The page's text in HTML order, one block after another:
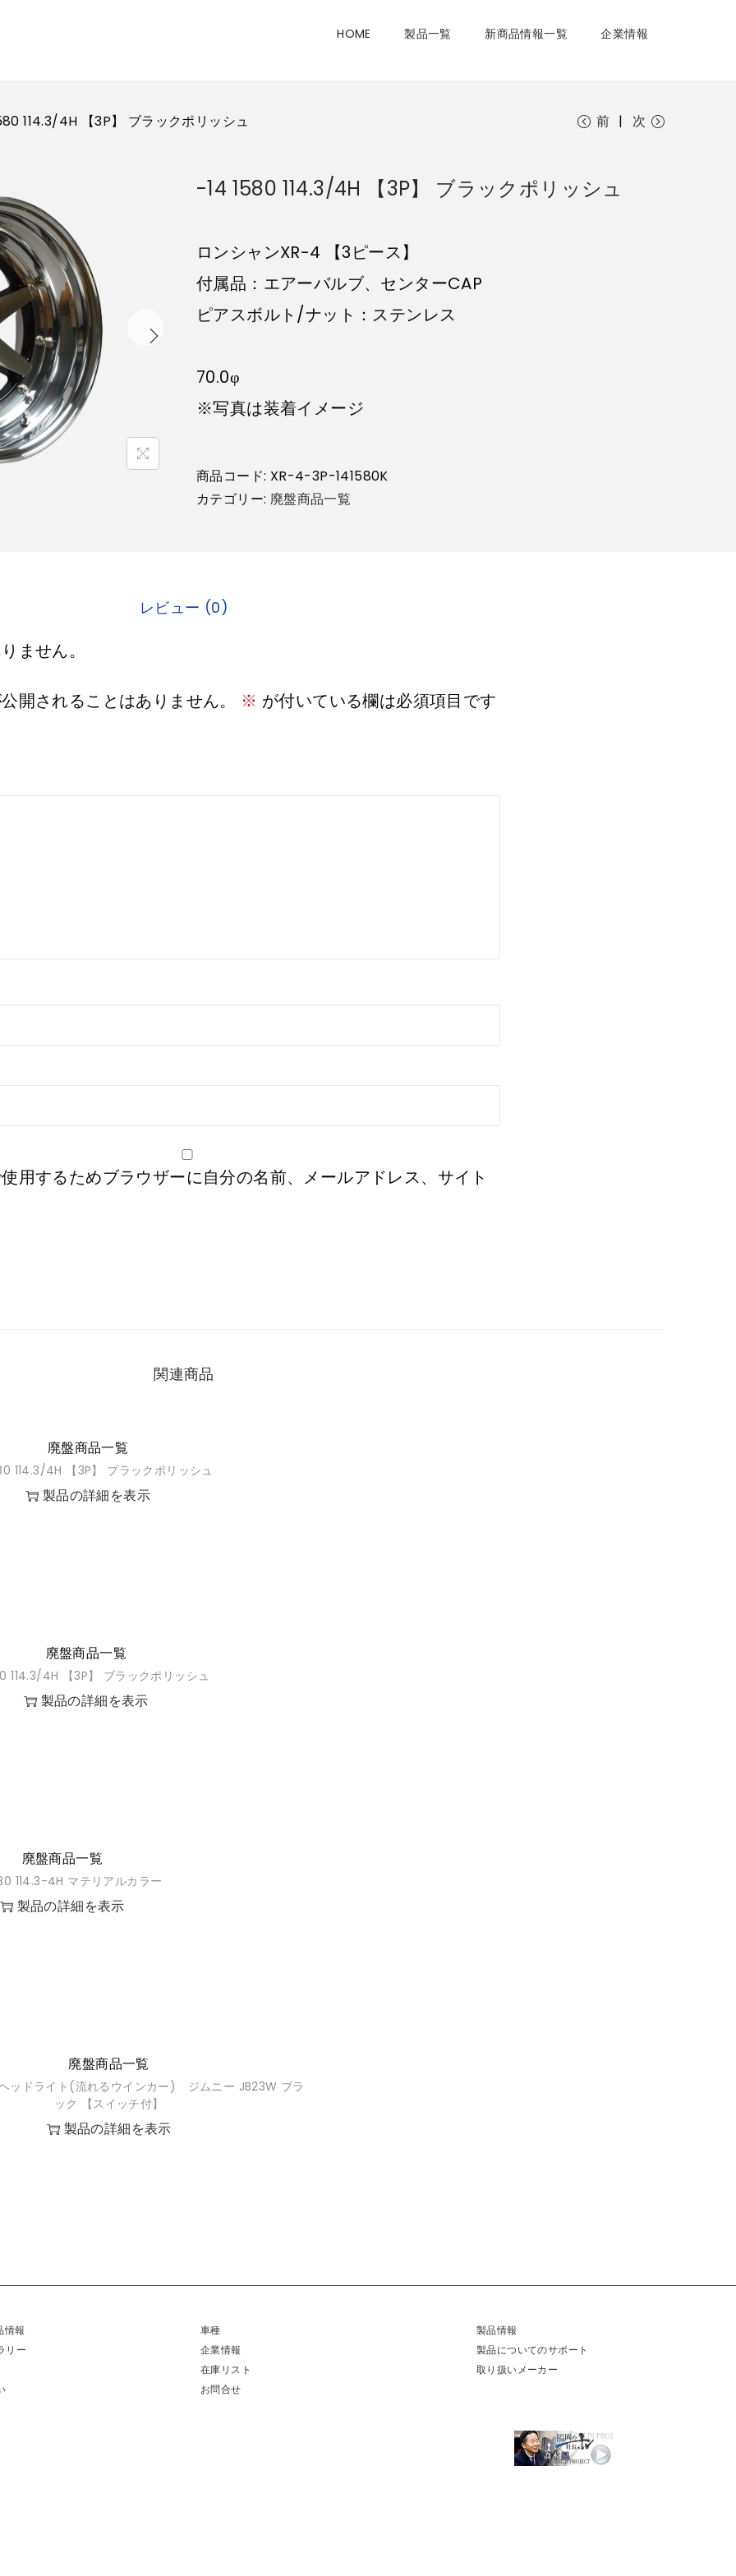
HOME 製品一覧 新商品情報一覧 企業情報
114.3/4H 【3P】 ブラックポリッシュ 前 次
-14 1580 114.3/4H 【3P】 ブラックポリッシュ
ロンシャンXR-4 【3ピース】
付属品：エアーバルブ、センターCAP
ピアスボルト/ナット：ステンレス
70.0φ
※写真は装着イメージ
商品コード: XR-4-3P-141580K
カテゴリー: 廃盤商品一覧
レビュー (0)
ません。
開されることはありません。 ※ が付いている欄は必須項目です
用するためブラウザーに自分の名前、メールアドレス、サイト
関連商品
廃盤商品一覧
114.3/4H 【3P】 ブラックポリッシュ
製品の詳細を表示
廃盤商品一覧
114.3/4H 【3P】 ブラックポリッシュ
製品の詳細を表示
廃盤商品一覧
114.3-4H マテリアルカラー
製品の詳細を表示
廃盤商品一覧
ッドライト(流れるウインカー) ジムニー JB23W ブラ
ック 【スイッチ付】
製品の詳細を表示
情報
リー
車種
企業情報
在庫リスト
お問合せ
製品情報
製品についてのサポート
取り扱いメーカー